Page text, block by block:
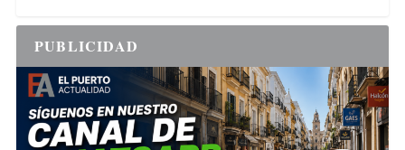
PUBLICIDAD